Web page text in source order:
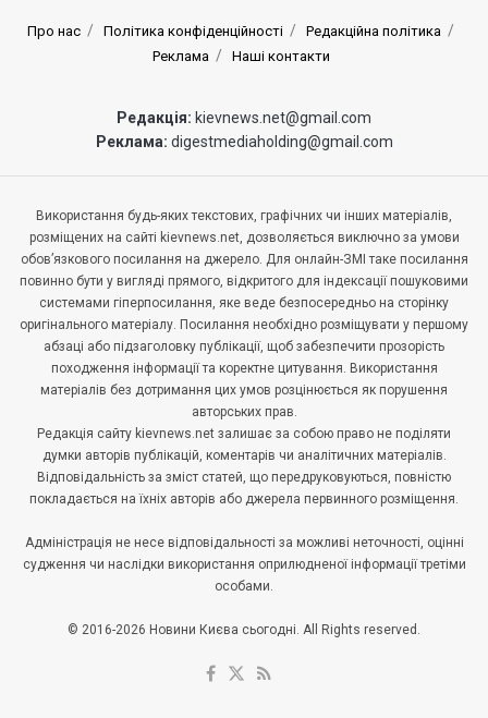
Про нас Політика конфіденційності
Редакційна політика
Реклама
Наші контакти
Редакція: kievnews.net@gmail.com
Реклама: digestmediaholding@gmail.com
Використання будь-яких текстових, графічних чи інших матеріалів,
розміщених на сайті kievnews.net, дозволяється виключно за умови
обов’язкового посилання на джерело. Для онлайн-ЗМІ таке посилання
повинно бути у вигляді прямого, відкритого для індексації пошуковими
системами гіперпосилання, яке веде безпосередньо на сторінку
оригінального матеріалу. Посилання необхідно розміщувати у першому
абзаці або підзаголовку публікації, щоб забезпечити прозорість
походження інформації та коректне цитування. Використання
матеріалів без дотримання цих умов розцінюється як порушення
авторських прав.
Редакція сайту kievnews.net залишає за собою право не поділяти
думки авторів публікацій, коментарів чи аналітичних матеріалів.
Відповідальність за зміст статей, що передруковуються, повністю
покладається на їхніх авторів або джерела первинного розміщення.
Адміністрація не несе відповідальності за можливі неточності, оцінні
судження чи наслідки використання оприлюдненої інформації третіми
особами.
© 2016-2026 Новини Києва сьогодні. All Rights reserved.